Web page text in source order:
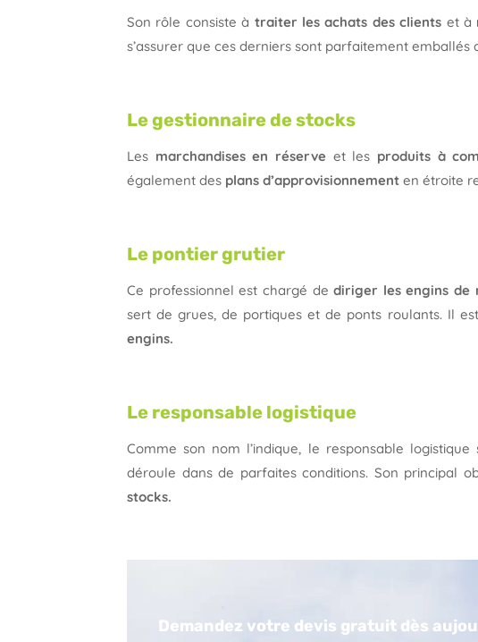
Son rôle consiste à traiter les achats des clients et à
s’assurer que ces derniers sont parfaitement emballés
Le gestionnaire de stocks
Les marchandises en réserveet les produits à
également des plans d’approvisionnement en étroite
Le pontier grutier
Ce professionnel est chargé dediriger les engins de
sert de grues, de portiques et de ponts roulants. Il
engins.
Le responsable logistique
Comme son nom l’indique, le responsable
déroule dans de parfaites conditions. Son principal
stocks.
Demandez votre devis gratuit dès